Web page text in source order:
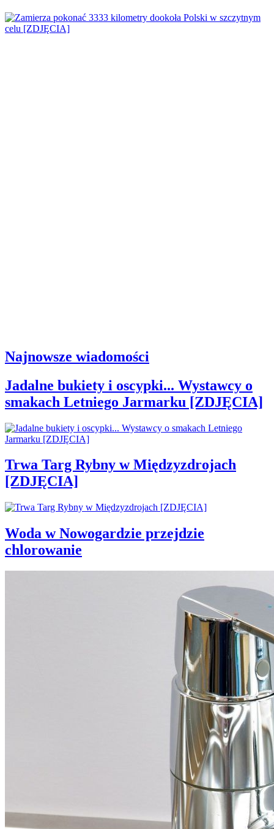
Najnowsze wiadomości
Jadalne bukiety i oscypki... Wystawcy o
smakach Letniego Jarmarku [ZDJĘCIA]
Trwa Targ Rybny w Międzyzdrojach
[ZDJĘCIA]
Woda w Nowogardzie przejdzie
chlorowanie